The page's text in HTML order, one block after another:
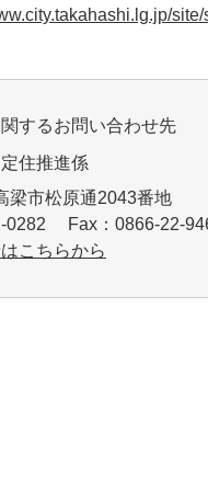
するお問い合わせ先
住推進係
梁市松原通2043番地
0282 Fax：0866-22-
こちらから